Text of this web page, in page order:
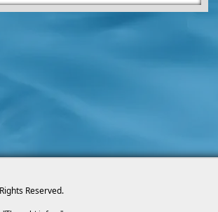
ビ盛」を食べてみた。
Reserved.